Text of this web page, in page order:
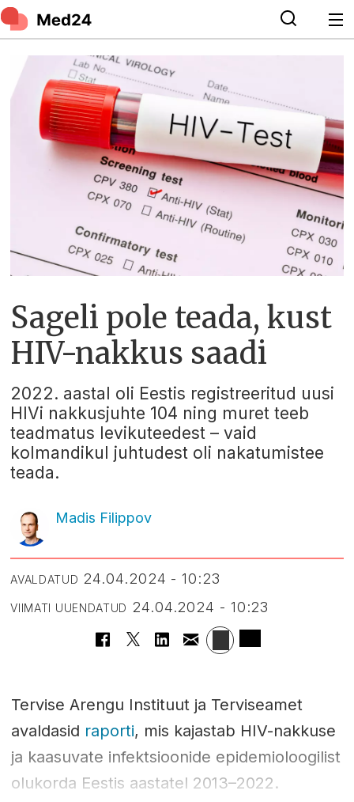
Sageli pole teada, kust
HIV-nakkus saadi
2022. aastal oli Eestis registreeritud uusi
HIVi nakkusjuhte 104 ning muret teeb
teadmatus levikuteedest – vaid
kolmandikul juhtudest oli nakatumistee
teada.
Madis Filippov
AVALDATUD 24.04.2024 - 10:23
VIIMATI UUENDATUD 24.04.2024 - 10:23
Tervise Arengu Instituut ja Terviseamet
avaldasid raporti, mis kajastab HIV-nakkuse
ja kaasuvate infektsioonide epidemioloogilist
olukorda Eestis aastatel 2013–2022.